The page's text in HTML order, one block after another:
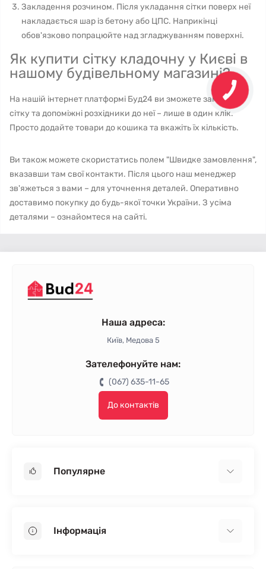
Закладення розчином. Після укладання сітки поверх неї
накладається шар із бетону або ЦПС. Наприкінці
обов'язково попрацюйте над згладжуванням поверхні.
Як купити сітку кладочну у Києві в
нашому будівельному магазині?
На нашій інтернет платформі Буд24 ви зможете замовити
сітку та допоміжні розхідники до неї – лише в один клік.
Просто додайте товари до кошика та вкажіть їх кількість.
Ви також можете скористатись полем "Швидке замовлення",
вказавши там свої контакти. Після цього наш менеджер
зв'яжеться з вами – для уточнення деталей. Оперативно
доставимо покупку до будь-якої точки України. З усіма
деталями – ознайомтеся на сайті.
Наша адреса:
Київ, Медова 5
Зателефонуйте нам:
(067) 635-11-65
До контактів
Популярне
Пінопласт
Інформація